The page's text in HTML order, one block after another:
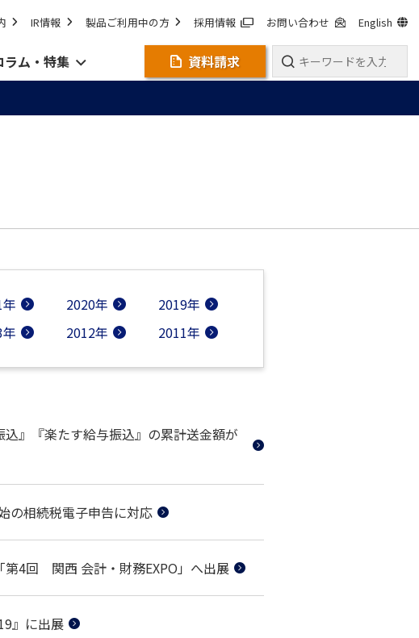
IR情報 製品ご利用中の方 採用情報 お問い合わせ English
ラム・特集 資料請求
2020年
2019年
2012年 2011年
』『楽たす給与振込』の累計送金額が
の相続税電子申告に対応
第4回 関西 会計・財務EXPO」へ出展
』に出展